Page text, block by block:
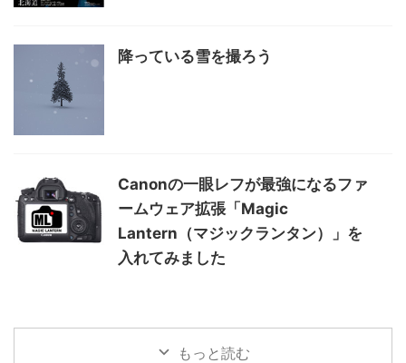
降っている雪を撮ろう
Canonの一眼レフが最強になるファ
ームウェア拡張「Magic
Lantern（マジックランタン）」を
入れてみました
もっと読む